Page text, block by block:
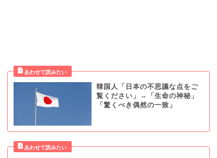
韓国人「日本の不思議な点をご
覧ください」→「生命の神秘」
「驚くべき偶然の一致」